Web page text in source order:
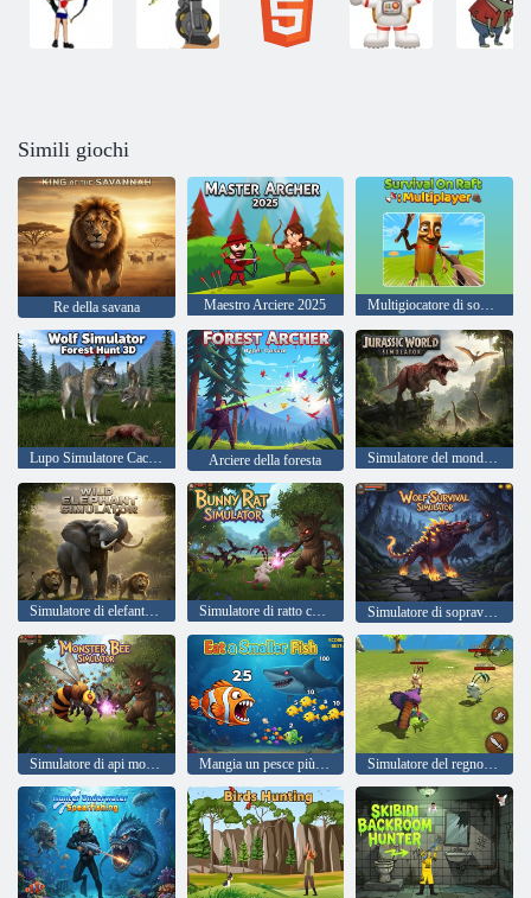
Simili giochi
Re della savana Maestro Arciere 2025 Multigiocatore di sopravvivenza sulla zattera
Lupo Simulatore Caccia alla foresta 3D Arciere della foresta Simulatore del mondo giurassico
Simulatore di elefante selvaggio Simulatore di ratto coniglietto Simulatore di sopravvivenza del lupo
Simulatore di api mostruose Mangia un pesce più piccolo Simulatore del regno dei serpenti